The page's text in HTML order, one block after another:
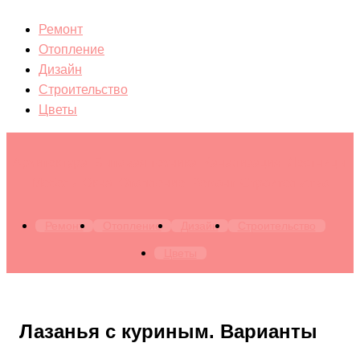
Ремонт
Отопление
Дизайн
Строительство
Цветы
Ремонт Отопление Дизайн
Лазанья с куриным. Варианты